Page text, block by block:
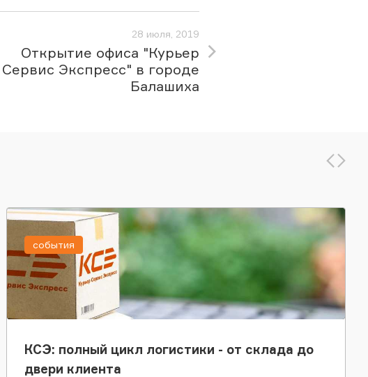
28 июля, 2019
Открытие офиса "Курьер
Сервис Экспресс" в городе
Балашиха
КСЭ: полный цикл логистики - от склада до
двери клиента
события